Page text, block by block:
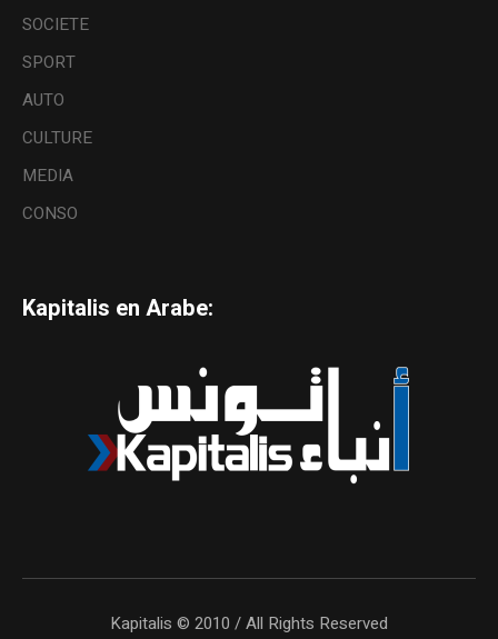
SOCIETE
SPORT
AUTO
CULTURE
MEDIA
CONSO
Kapitalis en Arabe:
Kapitalis © 2010 / All Rights Reserved